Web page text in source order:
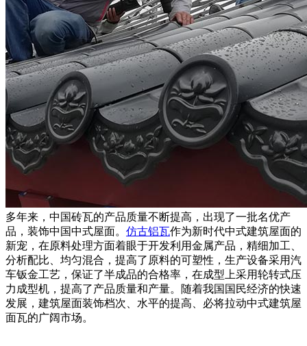
多年来，中国砖瓦的产品质量不断提高，出现了一批名优产
品，装饰中国中式屋面。 仿古铝瓦作为新时代中式建筑屋面的
新宠，在原料处理方面着眼于开发利用金属产品，精细加工、
分析配比、均匀混合，提高了原料的可塑性，生产设备采用汽
车钣金工艺，保证了半成品的合格率，在成型上采用轮转式压
力成型机，提高了产品质量和产量。随着我国国民经济的快速
发展，建筑屋面装饰档次、水平的提高、必将拉动中式建筑屋
面瓦的广阔市场。